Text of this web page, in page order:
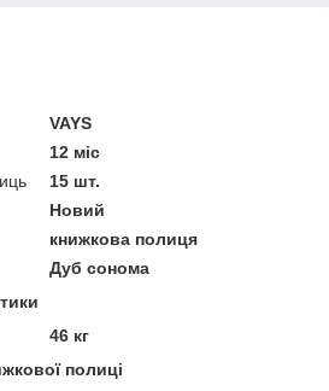
VAYS
12 міс
15 шт.
Новий
книжкова полиця
Дуб сонома
46 кг
полиці